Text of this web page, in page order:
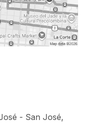
- San José,